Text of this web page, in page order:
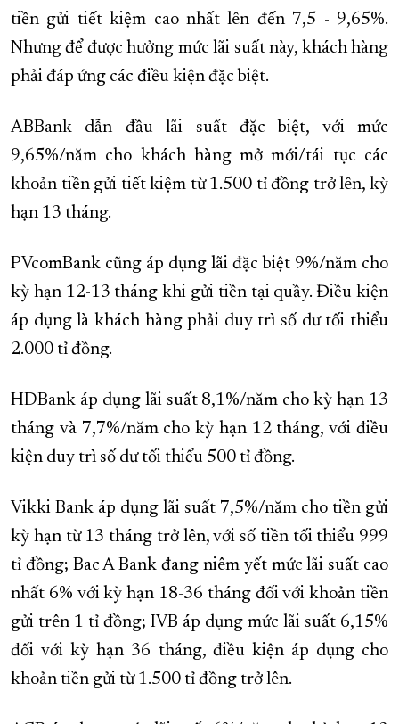
tiền gửi tiết kiệm cao nhất lên đến 7,5 - 9,65%.
Nhưng để được hưởng mức lãi suất này, khách hàng
phải đáp ứng các điều kiện đặc biệt.
ABBank dẫn đầu lãi suất đặc biệt, với mức
9,65%/năm cho khách hàng mở mới/tái tục các
khoản tiền gửi tiết kiệm từ 1.500 tỉ đồng trở lên, kỳ
hạn 13 tháng.
PVcomBank cũng áp dụng lãi đặc biệt 9%/năm cho
kỳ hạn 12-13 tháng khi gửi tiền tại quầy. Điều kiện
áp dụng là khách hàng phải duy trì số dư tối thiểu
2.000 tỉ đồng.
HDBank áp dụng lãi suất 8,1%/năm cho kỳ hạn 13
tháng và 7,7%/năm cho kỳ hạn 12 tháng, với điều
kiện duy trì số dư tối thiểu 500 tỉ đồng.
Vikki Bank áp dụng lãi suất 7,5%/năm cho tiền gửi
kỳ hạn từ 13 tháng trở lên, với số tiền tối thiểu 999
tỉ đồng; Bac A Bank đang niêm yết mức lãi suất cao
nhất 6% với kỳ hạn 18-36 tháng đối với khoản tiền
gửi trên 1 tỉ đồng; IVB áp dụng mức lãi suất 6,15%
đối với kỳ hạn 36 tháng, điều kiện áp dụng cho
khoản tiền gửi từ 1.500 tỉ đồng trở lên.